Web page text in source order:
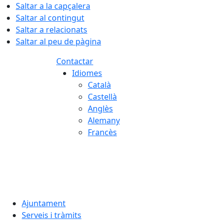
Saltar a la capçalera
Saltar al contingut
Saltar a relacionats
Saltar al peu de pàgina
Contactar
Idiomes
Català
Castellà
Anglès
Alemany
Francès
Ajuntament
Serveis i tràmits